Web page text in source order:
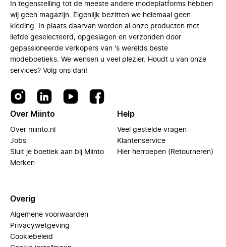
In tegenstelling tot de meeste andere modeplatforms hebben
wij geen magazijn. Eigenlijk bezitten we helemaal geen
kleding. In plaats daarvan worden al onze producten met
liefde geselecteerd, opgeslagen en verzonden door
gepassioneerde verkopers van 's werelds beste
modeboetieks. We wensen u veel plezier. Houdt u van onze
services? Volg ons dan!
Over Miinto
Over miinto.nl
Jobs
Sluit je boetiek aan bij Miinto
Merken
Help
Veel gestelde vragen
Klantenservice
Hier herroepen (Retourneren)
Overig
Algemene voorwaarden
Privacywetgeving
Cookiebeleid